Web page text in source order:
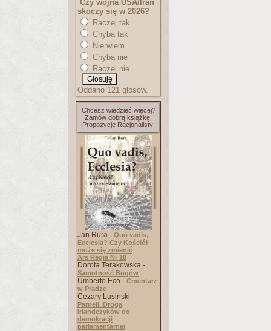
Czy wojna USA/Iran
skoczy się w 2026?
Raczej tak
Chyba tak
Nie wiem
Chyba nie
Raczej nie
Oddano 121 głosów.
Chcesz wiedzieć więcej?
Zamów dobrą książkę.
Propozycje Racjonalisty:
Jan Rura - Quo vadis,
Ecclesia? Czy Kościół
może się zmienić
Ars Regia Nr 18
Dorota Terakowska -
Samotność Bogów
Umberto Eco - Cmentarz
w Pradze
Cezary Lusiński -
Parnell. Droga
Irlandczyków do
demokracji
parlamentarnej